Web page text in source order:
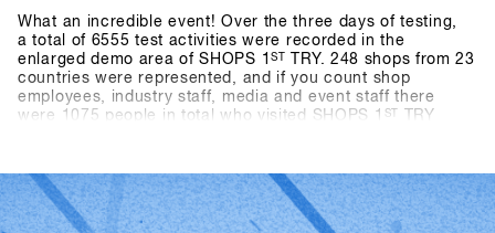
What an incredible event! Over the three days of testing,
a total of 6555 test activities were recorded in the
enlarged demo area of SHOPS 1ST
TRY. 248 shops from 23
countries were represented, and if you count shop
employees, industry staff, media and event staff there
were 1075 people in total who visited SHOPS 1 ST
TRY
slopes in perfect shape, there was an exuberant mood
among all participants. After an enforced break of two
years, the world's biggest snowboarding b2b event could
finally take place again, and the stoke of everyone getting